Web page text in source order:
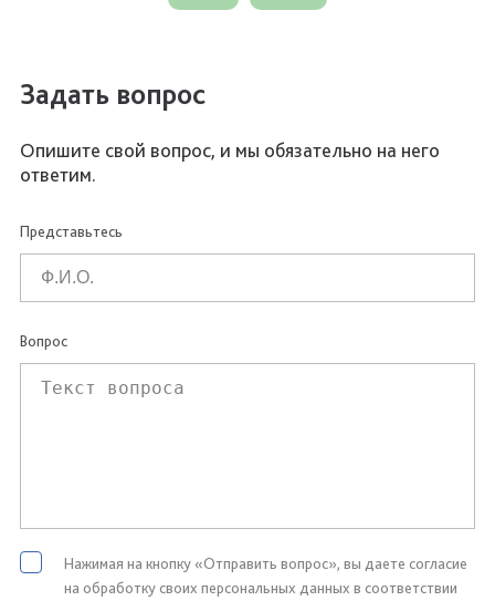
Задать вопрос
Опишите свой вопрос, и мы обязательно на него
ответим.
Представьтесь
Вопрос
Нажимая на кнопку «Отправить вопрос», вы даете согласие
на обработку своих персональных данных в соответствии